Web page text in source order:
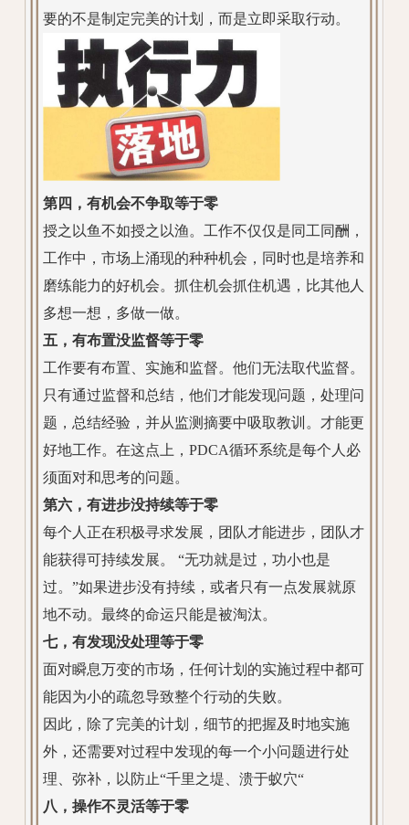
要的不是制定完美的计划，而是立即采取行动。
第四，有机会不争取等于零
授之以鱼不如授之以渔。工作不仅仅是同工同酬，
工作中，市场上涌现的种种机会，同时也是培养和
磨练能力的好机会。抓住机会抓住机遇，比其他人
多想一想，多做一做。
五，有布置没监督等于零
工作要有布置、实施和监督。他们无法取代监督。
只有通过监督和总结，他们才能发现问题，处理问
题，总结经验，并从监测摘要中吸取教训。才能更
好地工作。在这点上，PDCA循环系统是每个人必
须面对和思考的问题。
第六，有进步没持续等于零
每个人正在积极寻求发展，团队才能进步，团队才
能获得可持续发展。 “无功就是过，功小也是
过。”如果进步没有持续，或者只有一点发展就原
地不动。最终的命运只能是被淘汰。
七，有发现没处理等于零
面对瞬息万变的市场，任何计划的实施过程中都可
能因为小的疏忽导致整个行动的失败。
因此，除了完美的计划，细节的把握及时地实施
外，还需要对过程中发现的每一个小问题进行处
理、弥补，以防止“千里之堤、溃于蚁穴“
八，操作不灵活等于零